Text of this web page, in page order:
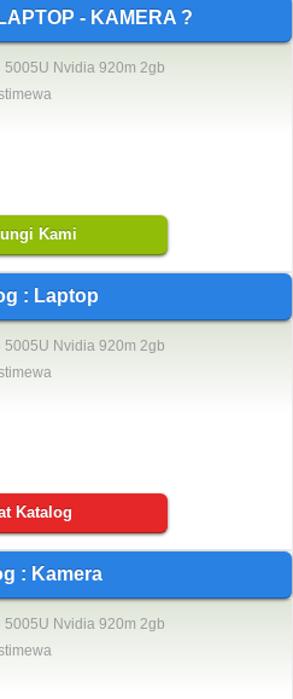
- KAMERA ?
Kami
: Laptop
Katalog
: Kamera